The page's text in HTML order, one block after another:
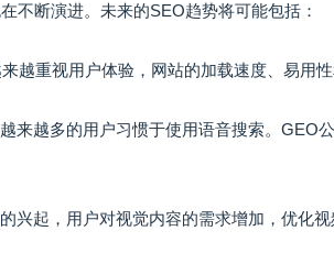
不断演进。未来的SEO趋势将可能包括：
越重视用户体验，网站的加载速度、易用
来越多的用户习惯于使用语音搜索。GEO
兴起，用户对视觉内容的需求增加，优化